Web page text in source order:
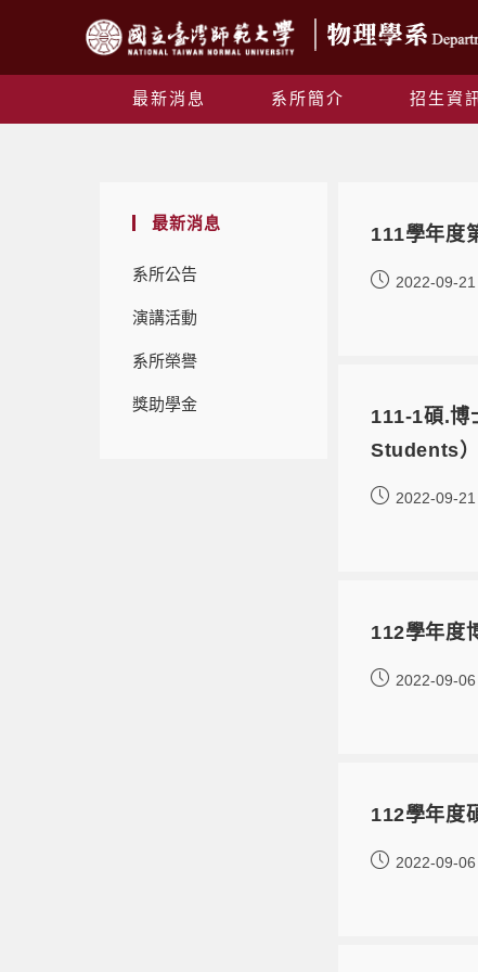
最新消息 系所簡介 招生資訊
最新消息
系所公告
演講活動
系所榮譽
獎助學金
111學年度
2022-09-21
111-1碩.
Students
2022-09-21
112學年度
2022-09-06
112學年度
2022-09-06